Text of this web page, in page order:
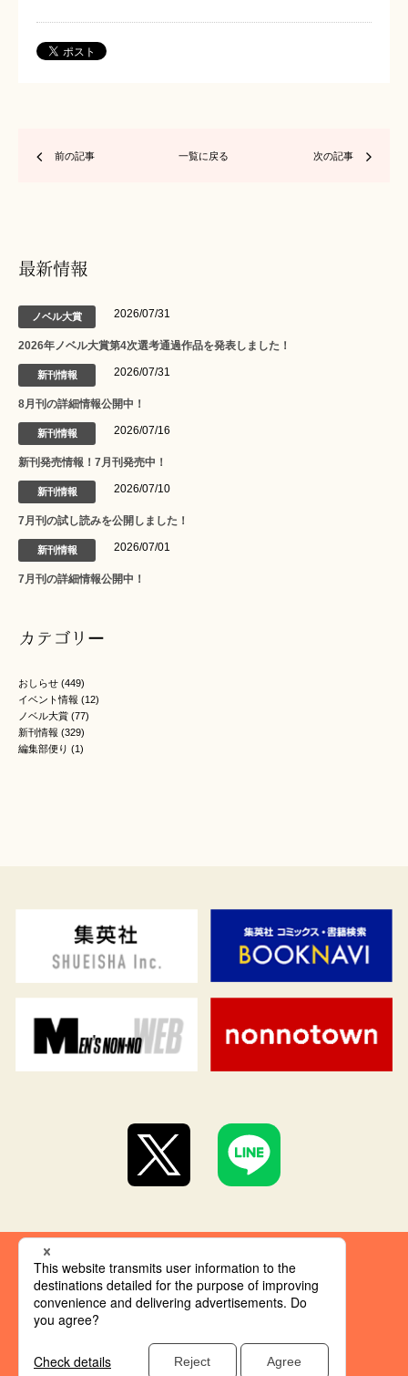
前の記事 一覧に戻る 次の記事
最新情報
ノベル大賞 2026/07/31
2026年ノベル大賞第4次選考通過作品を発表しました！
新刊情報 2026/07/31
8月刊の詳細情報公開中！
新刊情報 2026/07/16
新刊発売情報！7月刊発売中！
新刊情報 2026/07/10
7月刊の試し読みを公開しました！
新刊情報 2026/07/01
7月刊の詳細情報公開中！
カテゴリー
おしらせ (449)
イベント情報 (12)
ノベル大賞 (77)
新刊情報 (329)
編集部便り (1)
集英社 オレンジ文庫とは
創刊にあたって
推奨環境
集英社の個人情報取り扱い